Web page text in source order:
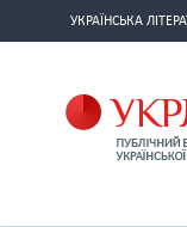
УКРАЇНСЬКА